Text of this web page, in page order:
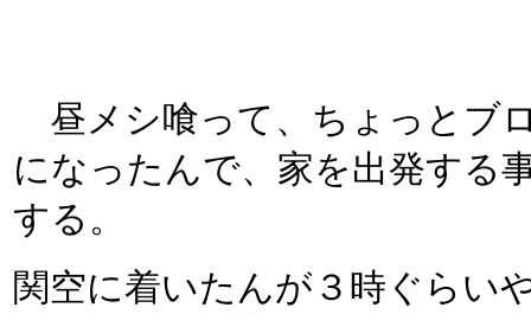
昼メシ喰って、ちょっとブ
になったんで、家を出発する
する。
関空に着いたんが３時ぐらい